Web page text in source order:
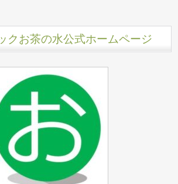
クお茶の水公式ホームページ